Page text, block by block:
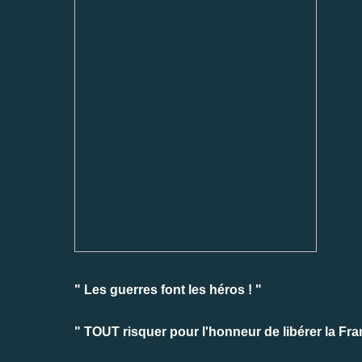
" Les guerres font les héros ! "
" TOUT risquer pour l'honneur de libérer la